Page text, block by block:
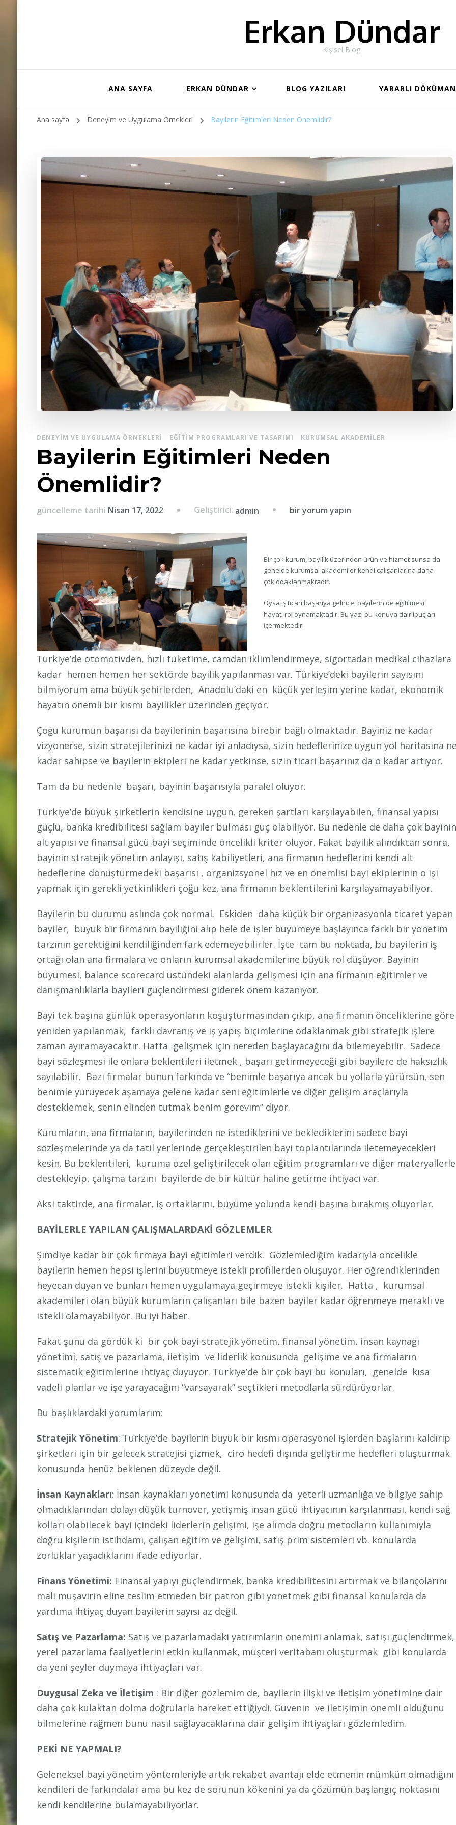
Erkan Dündar
Kişisel Blog
ANA SAYFA ERKAN DÜNDAR BLOG YAZILARI YARARLI
Ana sayfa Deneyim ve Uygulama Örnekleri Bayilerin Eğitimleri Neden Önemlidir?
DENEYIM VE UYGULAMA ÖRNEKLERI EĞITIM PROGRAMLARI VE TASARIMI KURUMSAL AKADEMILER
Bayilerin Eğitimleri Neden
Önemlidir?
güncelleme tarihi Nisan 17, 2022 Geliştirici: admin
Bayilerin
için
bir yorum yapın
Bir çok kurum, bayilik üzerinden ürün ve hizmet sunsa da
genelde kurumsal akademiler kendi çalışanlarına daha
çok odaklanmaktadır.
Oysa iş ticari başarıya gelince, bayilerin de eğitilmesi
hayati rol oynamaktadır. Bu yazı bu konuya dair ipuçları
içermektedir.
Türkiye’de otomotivden, hızlı tüketime, camdan iklimlendirmeye, sigortadan medikal cihazlara
kadar hemen hemen her sektörde bayilik yapılanması var. Türkiye’deki bayilerin sayısını
bilmiyorum ama büyük şehirlerden, Anadolu’daki en küçük yerleşim yerine kadar, ekonomik
hayatın önemli bir kısmı bayilikler üzerinden geçiyor.
Çoğu kurumun başarısı da bayilerinin başarısına birebir bağlı olmaktadır. Bayiniz ne kadar
vizyonerse, sizin stratejilerinizi ne kadar iyi anladıysa, sizin hedeflerinize uygun yol haritasına
kadar sahipse ve bayilerin ekipleri ne kadar yetkinse, sizin ticari başarınız da o kadar artıyor.
Tam da bu nedenle başarı, bayinin başarısıyla paralel oluyor.
Türkiye’de büyük şirketlerin kendisine uygun, gereken şartları karşılayabilen, finansal yapısı
güçlü, banka kredibilitesi sağlam bayiler bulması güç olabiliyor. Bu nedenle de daha çok bayinin
alt yapısı ve finansal gücü bayi seçiminde öncelikli kriter oluyor. Fakat bayilik alındıktan sonra,
bayinin stratejik yönetim anlayışı, satış kabiliyetleri, ana firmanın hedeflerini kendi alt
hedeflerine dönüştürmedeki başarısı , organizsyonel hız ve en önemlisi bayi ekiplerinin o işi
yapmak için gerekli yetkinlikleri çoğu kez, ana firmanın beklentilerini karşılayamayabiliyor.
Bayilerin bu durumu aslında çok normal. Eskiden daha küçük bir organizasyonla ticaret yapan
bayiler, büyük bir firmanın bayiliğini alıp hele de işler büyümeye başlayınca farklı bir yönetim
tarzının gerektiğini kendiliğinden fark edemeyebilirler. İşte tam bu noktada, bu bayilerin iş
ortağı olan ana firmalara ve onların kurumsal akademilerine büyük rol düşüyor. Bayinin
büyümesi, balance scorecard üstündeki alanlarda gelişmesi için ana firmanın eğitimler ve
danışmanlıklarla bayileri güçlendirmesi giderek önem kazanıyor.
Bayi tek başına günlük operasyonların koşuşturmasından çıkıp, ana firmanın önceliklerine göre
yeniden yapılanmak, farklı davranış ve iş yapış biçimlerine odaklanmak gibi stratejik işlere
zaman ayıramayacaktır. Hatta gelişmek için nereden başlayacağını da bilemeyebilir. Sadece
bayi sözleşmesi ile onlara beklentileri iletmek , başarı getirmeyeceği gibi bayilere de haksızlık
sayılabilir. Bazı firmalar bunun farkında ve “benimle başarıya ancak bu yollarla yürürsün, sen
benimle yürüyecek aşamaya gelene kadar seni eğitimlerle ve diğer gelişim araçlarıyla
desteklemek, senin elinden tutmak benim görevim” diyor.
Kurumların, ana firmaların, bayilerinden ne istediklerini ve beklediklerini sadece bayi
sözleşmelerinde ya da tatil yerlerinde gerçekleştirilen bayi toplantılarında iletemeyecekleri
kesin. Bu beklentileri, kuruma özel geliştirilecek olan eğitim programları ve diğer materyallerle
destekleyip, çalışma tarzını bayilerde de bir kültür haline getirme ihtiyacı var.
Aksi taktirde, ana firmalar, iş ortaklarını, büyüme yolunda kendi başına bırakmış oluyorlar.
BAYİLERLE YAPILAN ÇALIŞMALARDAKİ GÖZLEMLER
Şimdiye kadar bir çok firmaya bayi eğitimleri verdik. Gözlemlediğim kadarıyla öncelikle
bayilerin hemen hepsi işlerini büyütmeye istekli profillerden oluşuyor. Her öğrendiklerinden
heyecan duyan ve bunları hemen uygulamaya geçirmeye istekli kişiler. Hatta , kurumsal
akademileri olan büyük kurumların çalışanları bile bazen bayiler kadar öğrenmeye meraklı ve
istekli olamayabiliyor. Bu iyi haber.
Fakat şunu da gördük ki bir çok bayi stratejik yönetim, finansal yönetim, insan kaynağı
yönetimi, satış ve pazarlama, iletişim ve liderlik konusunda gelişime ve ana firmaların
sistematik eğitimlerine ihtiyaç duyuyor. Türkiye’de bir çok bayi bu konuları, genelde kısa
vadeli planlar ve işe yarayacağını “varsayarak” seçtikleri metodlarla sürdürüyorlar.
Bu başlıklardaki yorumlarım:
Stratejik Yönetim: Türkiye’de bayilerin büyük bir kısmı operasyonel işlerden başlarını kaldırıp
şirketleri için bir gelecek stratejisi çizmek, ciro hedefi dışında geliştirme hedefleri oluşturmak
konusunda henüz beklenen düzeyde değil.
İnsan Kaynakları: İnsan kaynakları yönetimi konusunda da yeterli uzmanlığa ve bilgiye sahip
olmadıklarından dolayı düşük turnover, yetişmiş insan gücü ihtiyacının karşılanması, kendi sağ
kolları olabilecek bayi içindeki liderlerin gelişimi, işe alımda doğru metodların kullanımıyla
doğru kişilerin istihdamı, çalışan eğitim ve gelişimi, satış prim sistemleri vb. konularda
zorluklar yaşadıklarını ifade ediyorlar.
Finans Yönetimi: Finansal yapıyı güçlendirmek, banka kredibilitesini artırmak ve bilançolarını
mali müşavirin eline teslim etmeden bir patron gibi yönetmek gibi finansal konularda da
yardıma ihtiyaç duyan bayilerin sayısı az değil.
Satış ve Pazarlama: Satış ve pazarlamadaki yatırımların önemini anlamak, satışı güçlendirmek,
yerel pazarlama faaliyetlerini etkin kullanmak, müşteri veritabanı oluşturmak gibi konularda
da yeni şeyler duymaya ihtiyaçları var.
Duygusal Zeka ve İletişim : Bir diğer gözlemim de, bayilerin ilişki ve iletişim yönetimine dair
daha çok kulaktan dolma doğrularla hareket ettiğiydi. Güvenin ve iletişimin önemli olduğunu
bilmelerine rağmen bunu nasıl sağlayacaklarına dair gelişim ihtiyaçları gözlemledim.
PEKİ NE YAPMALI?
Geleneksel bayi yönetim yöntemleriyle artık rekabet avantajı elde etmenin mümkün olmadığını
kendileri de farkındalar ama bu kez de sorunun kökenini ya da çözümün başlangıç noktasını
kendi kendilerine bulamayabiliyorlar.